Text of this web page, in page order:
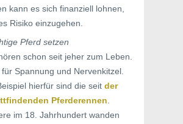
kann es sich finanziell lohnen,
Risiko einzugehen.
Pferd setzen
schon seit jeher zum Leben.
Spannung und Nervenkitzel.
hierfür sind die seit der
Pferderennen.
im 18. Jahrhundert wanden